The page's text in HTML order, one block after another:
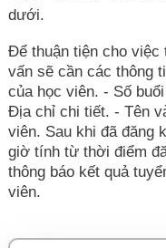
dưới.
Để thuận tiện cho việc
vấn sẽ cần các thông
của học viên. - Số
Địa chỉ chi tiết. - Tên
viên. Sau khi đã đăng
giờ tính từ thời điểm
thông báo kết quả
viên.